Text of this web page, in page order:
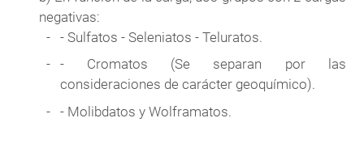
negativas:
- Sulfatos - Seleniatos - Teluratos.
- Cromatos (Se separan por las
consideraciones de carácter geoquímico).
- Molibdatos y Wolframatos.